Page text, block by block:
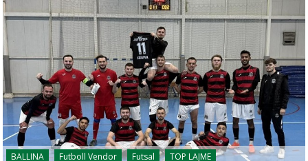
BALLINA Futboll Vendor Futsal TOP LAJME